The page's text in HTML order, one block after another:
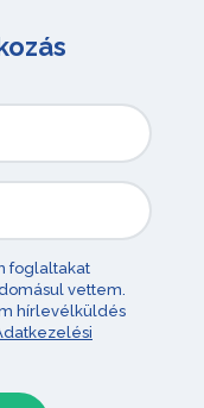
foglaltakat
vettem.
hírlevélküldés